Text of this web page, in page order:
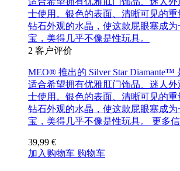
士使用。银色的表面、清晰可见的
钻石外观的水晶，使这款屁眼塞成
宝，美得几乎不像是性玩具。
2 客户评价
MEO® 推出的 Silver Star Diamante™
适合希望拥有优雅肛门饰品、迷人外
士使用。银色的表面、清晰可见的
钻石外观的水晶，使这款屁眼塞成
宝，美得几乎不像是性玩具。 更多
39,99 €
加入购物车 购物车